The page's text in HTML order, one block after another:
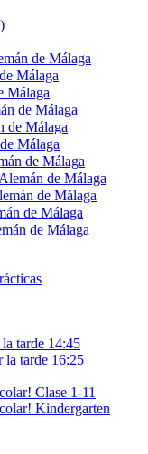
de Málaga
Málaga
Málaga
de Málaga
de Málaga
Málaga
de Málaga
de Málaga
de Málaga
de Málaga
de Málaga
tarde 14:45
la tarde 16:25
Clase 1-11
Kindergarten